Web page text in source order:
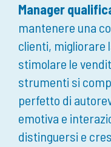
Manager
mantenere una
clienti, migliorare
stimolare le
strumenti si
perfetto di
emotiva e
distinguersi e